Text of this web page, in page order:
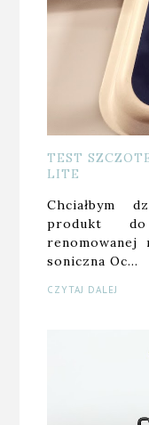
TEST
LITE
Chciałbym
produkt
soniczna Oc…
CZYTAJ DALEJ